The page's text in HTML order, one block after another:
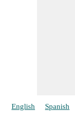
English Spanish